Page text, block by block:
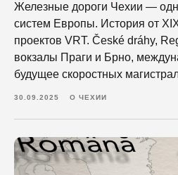
Железные дороги Чехии —
систем Европы. История от
проектов VRT. České dráhy,
вокзалы Праги и Брно,
будущее скоростных
30.09.2025 О ЧЕХИИ